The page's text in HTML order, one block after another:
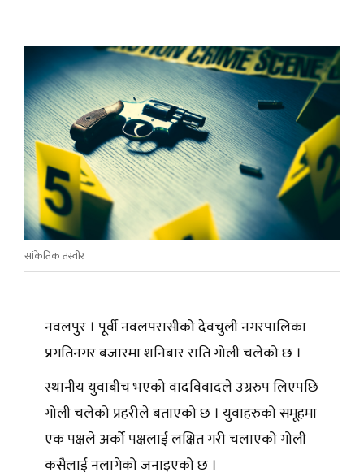
सांकेतिक तस्वीर
नवलपुर । पूर्वी नवलपरासीको देवचुली नगरपालिका
प्रगतिनगर बजारमा शनिबार राति गोली चलेको छ ।
स्थानीय युवाबीच भएको वादविवादले उग्ररुप लिएपछि
गोली चलेको प्रहरीले बताएको छ । युवाहरुको समूहमा
एक पक्षले अर्को पक्षलाई लक्षित गरी चलाएको गोली
कसैलाई नलागेको जनाइएको छ ।